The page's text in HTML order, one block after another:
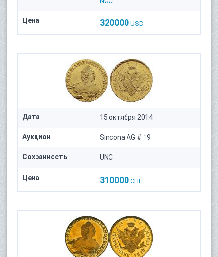
Цена 320000 USD
Дата 15 октября 2014
Аукцион Sincona AG # 19
Сохранность UNC
Цена 310000 CHF